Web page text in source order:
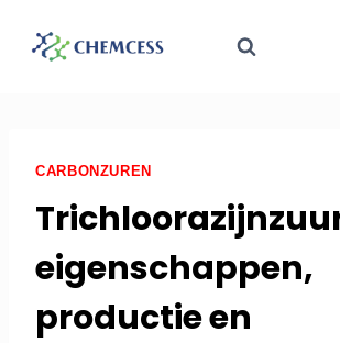
CARBONZUREN
eigenschappen,
productie en